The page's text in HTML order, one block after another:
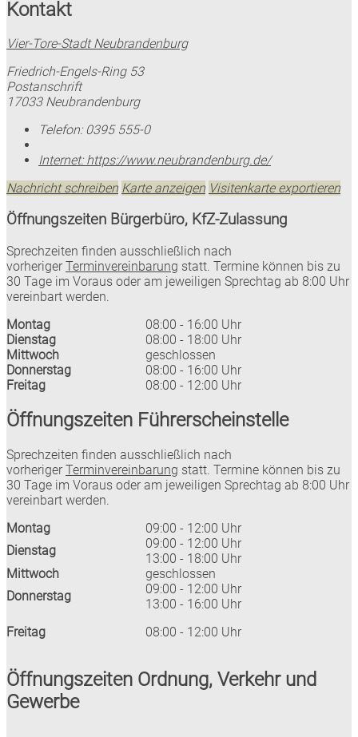
Kontakt
Vier-Tore-Stadt Neubrandenburg
Friedrich-Engels-Ring 53
Postanschrift
17033 Neubrandenburg
Telefon: 0395 555-0
Internet: https://www.neubrandenburg.de/
Nachricht schreiben Karte anzeigen Visitenkarte exportieren
Öffnungszeiten Bürgerbüro, KfZ-Zulassung
Sprechzeiten finden ausschließlich nach
vorheriger Terminvereinbarung statt. Termine können bis zu
30 Tage im Voraus oder am jeweiligen Sprechtag ab 8:00 Uhr
vereinbart werden.
Montag
08:00 - 16:00 Uhr
Dienstag
08:00 - 18:00 Uhr
Mittwoch
geschlossen
Donnerstag
08:00 - 16:00 Uhr
Freitag
08:00 - 12:00 Uhr
Öffnungszeiten Führerscheinstelle
Sprechzeiten finden ausschließlich nach
vorheriger Terminvereinbarung statt. Termine können bis zu
30 Tage im Voraus oder am jeweiligen Sprechtag ab 8:00 Uhr
vereinbart werden.
Montag
09:00 - 12:00 Uhr
Dienstag
09:00 - 12:00 Uhr
13:00 - 18:00 Uhr
Mittwoch
geschlossen
Donnerstag
09:00 - 12:00 Uhr
13:00 - 16:00 Uhr
Freitag
08:00 - 12:00 Uhr
Öffnungszeiten Ordnung, Verkehr und
Gewerbe